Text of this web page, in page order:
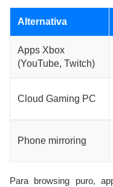
Alternativa
Apps Xbox
(YouTube, Twitch)
Cloud Gaming PC
Phone mirroring
Para browsing puro,